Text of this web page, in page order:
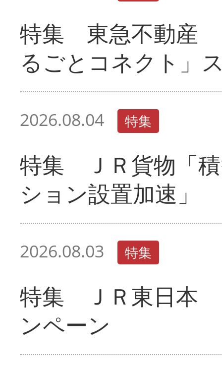
特集 東急不動産
るごとコネクト」
2026.08.04 特集
特集 ＪＲ貨物「
ション設置加速」
2026.08.03 特集
特集 ＪＲ東日本
ンペーン